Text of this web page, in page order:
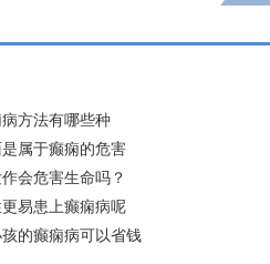
方法有哪些种
属于癫痫的危害
会危害生命吗？
易患上癫痫病呢
的癫痫病可以省钱